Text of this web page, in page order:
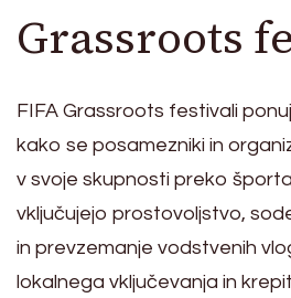
Grassroots
FIFA Grassroots festivali
kako se posamezniki in
v svoje skupnosti preko
vključujejo prostovoljstvo,
in prevzemanje vodstvenih
lokalnega vključevanja in